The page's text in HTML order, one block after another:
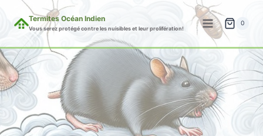
contenu
Termites Océan Indien
Vous serez protégé contre les nuisibles et leur prolifération!
0